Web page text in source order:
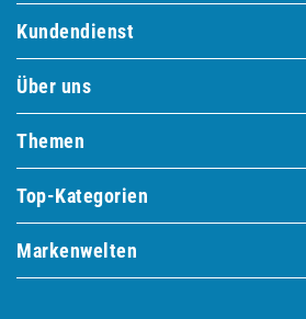
Kundendienst
Über uns
Themen
Top-Kategorien
Markenwelten